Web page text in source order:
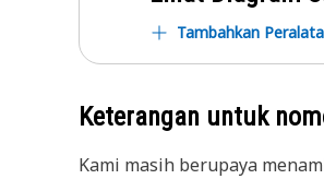
Tambahkan
Keterangan untuk
Kami masih berupaya